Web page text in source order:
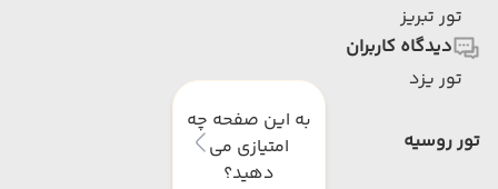
تور تبریز
تور یزد
تور روسیه
دیدگاه کاربران
به این صفحه چه
امتیازی می
دهید؟